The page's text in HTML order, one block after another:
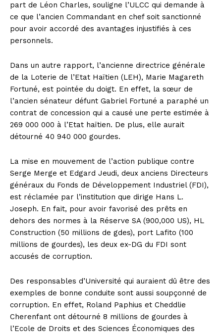
part de Léon Charles, souligne l’ULCC qui demande à
ce que l’ancien Commandant en chef soit sanctionné
pour avoir accordé des avantages injustifiés à ces
personnels.
Dans un autre rapport, l’ancienne directrice générale
de la Loterie de l’Etat Haïtien (LEH), Marie Magareth
Fortuné, est pointée du doigt. En effet, la sœur de
l’ancien sénateur défunt Gabriel Fortuné a paraphé un
contrat de concession qui a causé une perte estimée à
269 000 000 à l’Etat haïtien. De plus, elle aurait
détourné 40 940 000 gourdes.
La mise en mouvement de l’action publique contre
Serge Merge et Edgard Jeudi, deux anciens Directeurs
généraux du Fonds de Développement Industriel (FDI),
est réclamée par l’institution que dirige Hans L.
Joseph. En fait, pour avoir favorisé des prêts en
dehors des normes à la Réserve SA (900,000 US), HL
Construction (50 millions de gdes), port Lafito (100
millions de gourdes), les deux ex-DG du FDI sont
accusés de corruption.
Des responsables d’Université qui auraient dû être des
exemples de bonne conduite sont aussi soupçonné de
corruption. En effet, Roland Paphius et Cheddlie
Cherenfant ont détourné 8 millions de gourdes à
l’Ecole de Droits et des Sciences Économiques des